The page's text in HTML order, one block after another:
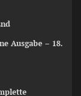
Ausgabe – 18.